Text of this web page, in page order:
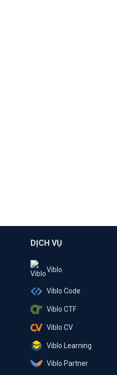
DỊCH VỤ
Viblo
Viblo Code
Viblo CTF
Viblo CV
Viblo Learning
Viblo Partner